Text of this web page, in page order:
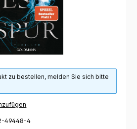
zu bestellen, melden Sie sich bitte
49448-4